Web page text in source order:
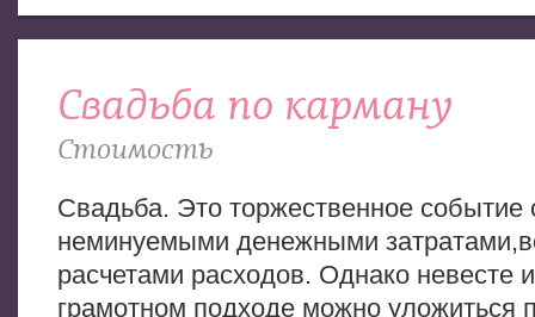
Свадьба по карману
Стоимость
Свадьба. Это торжественное событие
неминуемыми денежными
расчетами расходов. Однако невесте
грамотном подходе можно уложиться